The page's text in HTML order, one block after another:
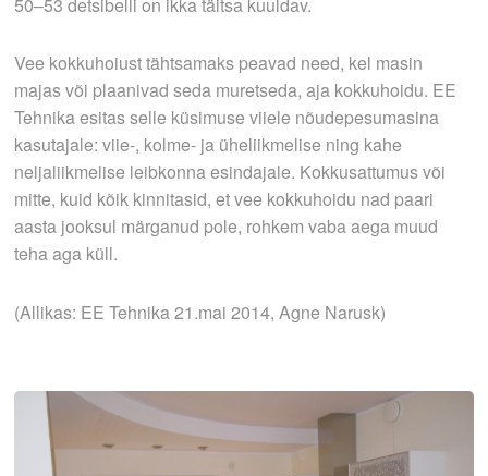
Vee kokkuhoiust tähtsamaks peavad need, kel masin
majas või plaanivad seda muretseda, aja kokku­hoidu. EE
Tehnika esitas selle küsimuse viiele nõudepesumasina
kasutajale: viie-, kolme- ja üheliikmelise ning kahe
neljaliikmelise leibkonna esindajale. Kokkusattumus või
mitte, kuid kõik kinnitasid, et vee kokkuhoidu nad paari
aasta jooksul märganud pole, rohkem vaba aega muud
teha aga küll.
(Allikas: EE Tehnika 21.mai 2014, Agne Narusk)